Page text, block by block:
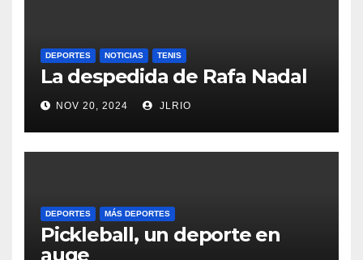
DEPORTES NOTICIAS TENIS
La despedida de Rafa Nadal
NOV 20, 2024 JLRIO
DEPORTES MÁS DEPORTES
Pickleball, un deporte en
auge